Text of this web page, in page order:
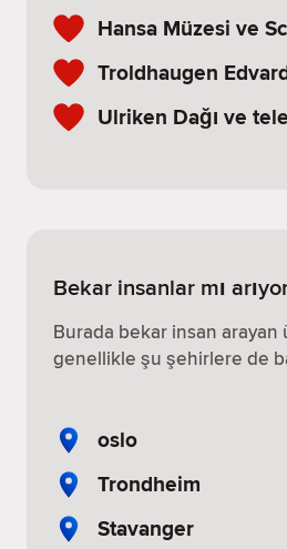
Hansa Müzesi ve
Troldhaugen
Ulriken Dağı ve
Bekar insanlar mı
Burada bekar insan arayan
genellikle şu şehirlere de
oslo
Trondheim
Stavanger